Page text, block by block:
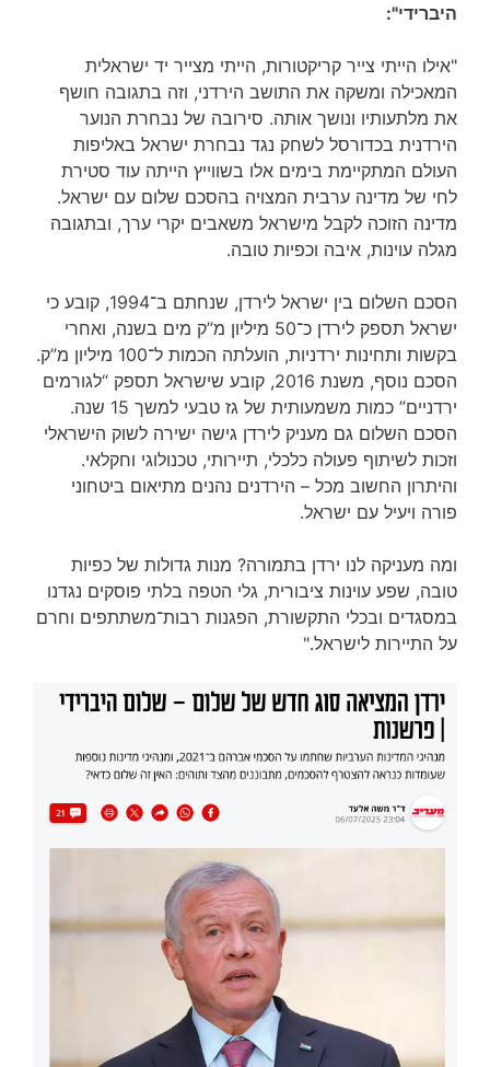
היברידי":
"אילו הייתי צייר קריקטורות, הייתי מצייר יד ישראלית
המאכילה ומשקה את התושב הירדני, וזה בתגובה חושף
את מלתעותיו ונושך אותה. סירובה של נבחרת הנוער
הירדנית בכדורסל לשחק נגד נבחרת ישראל באליפות
העולם המתקיימת בימים אלו בשווייץ הייתה עוד סטירת
לחי של מדינה ערבית המצויה בהסכם שלום עם ישראל.
מדינה הזוכה לקבל מישראל משאבים יקרי ערך, ובתגובה
מגלה עוינות, איבה וכפיות טובה.
הסכם השלום בין ישראל לירדן, שנחתם ב־1994, קובע כי
ישראל תספק לירדן כ־50 מיליון מ”ק מים בשנה, ואחרי
בקשות ותחינות ירדניות, הועלתה הכמות ל־100 מיליון מ”ק.
הסכם נוסף, משנת 2016, קובע שישראל תספק “לגורמים
ירדניים” כמות משמעותית של גז טבעי למשך 15 שנה.
הסכם השלום גם מעניק לירדן גישה ישירה לשוק הישראלי
וזכות לשיתוף פעולה כלכלי, תיירותי, טכנולוגי וחקלאי.
והיתרון החשוב מכל – הירדנים נהנים מתיאום ביטחוני
פורה ויעיל עם ישראל.
ומה מעניקה לנו ירדן בתמורה? מנות גדולות של כפיות
טובה, שפע עוינות ציבורית, גלי הטפה בלתי פוסקים נגדנו
במסגדים ובכלי התקשורת, הפגנות רבות־משתתפים וחרם
על התיירות לישראל."